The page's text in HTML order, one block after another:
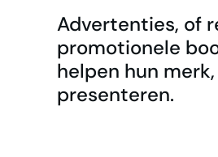
Advertenties, of
promotionele
helpen hun
presenteren.